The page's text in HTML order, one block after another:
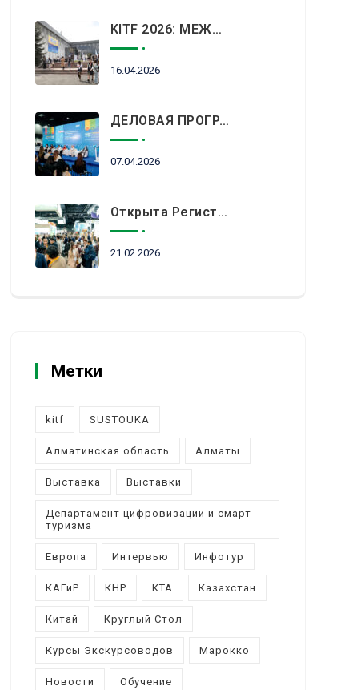
KITF 2026: МЕЖДУНАРОДНЫЙ ТУРИСТИЧЕСКИЙ РЫНОК ВСТРЕТИТСЯ В АЛМАТЫ
16.04.2026
ДЕЛОВАЯ ПРОГРАММА KITF 2026: ВАЖНЕЙШИЕ АСПЕКТЫ РЫНКА ТУРИЗМА В НОВОЙ РЕАЛЬНОСТИ ОБСУДЯТ В АЛМАТЫ
07.04.2026
Открыта Регистрация Посетителей На KITF 2026 — Ключевое Событие Туристической Отрасли Центральной Азии
21.02.2026
Метки
kitf SUSTOUKA
Алматинская область Алматы
Выставка Выставки
Департамент цифровизации и смарт
туризма
Европа Интервью Инфотур
КАГиР КНР КТА Казахстан
Китай Круглый Стол
Курсы Экскурсоводов Марокко
Новости Обучение